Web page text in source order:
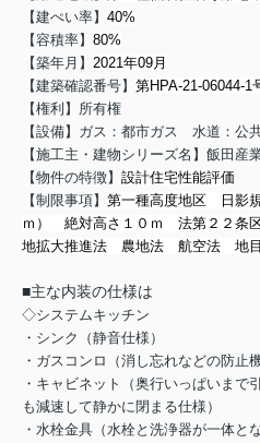
【建ぺい率】 40%
【容積率】 80%
【築年月】 2021年09月
【建築確認番号】 第HPA-21-06044-1
【権利】所有権
【設備】ガス：都市ガス 水道：
【施工主・建物シリーズ名】飯田産
【物件の特徴】 設計住宅性能評価
【制限事項】 第一種高度地区 日影
ｍ） 絶対高さ１０ｍ 法第２２
地拡大推進法 農地法 航空法 地目
■主な内装の仕様は
◇システムキッチン
・シンク（静音仕様）
・ガスコンロ（消し忘れなどの防止
・キャビネット（奥行いっぱいまで
も減速して静かに閉まる仕様）
・水栓金具（水栓と洗浄器が一体と